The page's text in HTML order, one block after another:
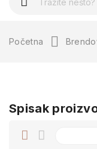
Početna
Spisak